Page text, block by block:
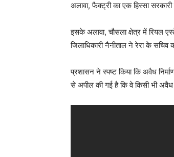
अलावा, फैक्ट्री का एक हिस्सा
इसके अलावा, चौसला क्षेत्र में रियल
जिलाधिकारी नैनीताल ने रेरा के
प्रशासन ने स्पष्ट किया कि अवैध
से अपील की गई है कि वे किसी भी